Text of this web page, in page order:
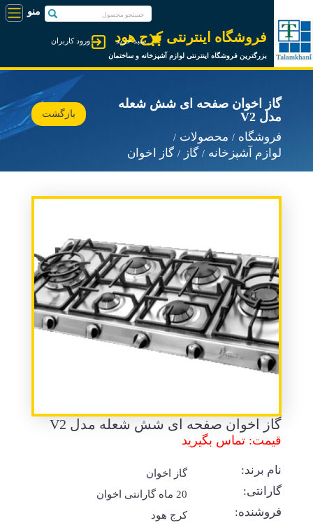
فروشگاه اینترنتی کرج هود
بزرگترین فروشگاه اینترنتی لوازم آشپزخانه و ساختمان
ورود کاربران سبد خرید
گاز اخوان صفحه ای شش شعله
مدل V2
فروشگاه
محصولات
لوازم آشپزخانه
گاز گاز اخوان
بازگشت
گاز اخوان صفحه ای شش شعله مدل V2
قیمت: تماس بگیرید
نام برند: گاز اخوان
گارانتی: 20 ماه گارانتی اخوان
فروشنده: کرج هود